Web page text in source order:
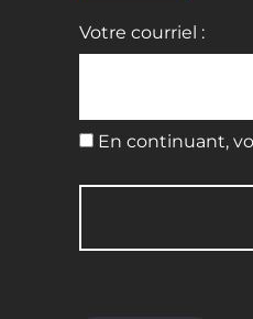
Votre courriel :
En continuant,